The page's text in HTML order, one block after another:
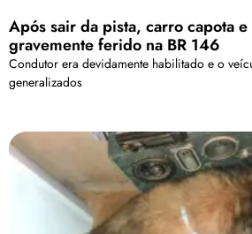
Após sair da pista, carro capota
gravemente ferido na BR 146
Condutor era devidamente habilitado e o
generalizados